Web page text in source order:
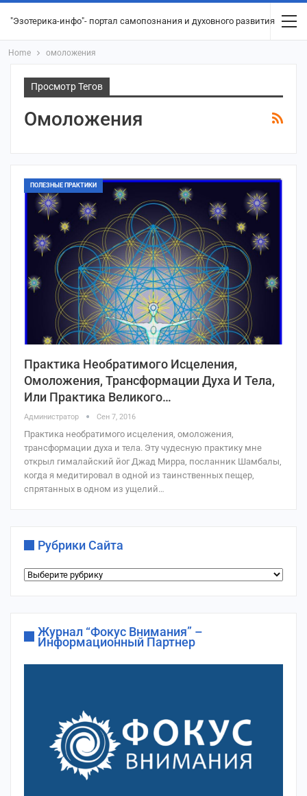
"Эзотерика-инфо"- портал самопознания и духовного развития
Home омоложения
Просмотр Тегов
Омоложения
ПОЛЕЗНЫЕ ПРАКТИКИ
Практика Необратимого Исцеления,
Омоложения, Трансформации Духа И Тела,
Или Практика Великого…
Администратор Сен 7, 2016
Практика необратимого исцеления, омоложения,
трансформации духа и тела. Эту чудесную практику мне
открыл гималайский йог Джад Мирра, посланник Шамбалы,
когда я медитировал в одной из таинственных пещер,
спрятанных в одном из ущелий…
Рубрики Сайта
Рубрики
Журнал “Фокус Внимания” –
Информационный Партнер